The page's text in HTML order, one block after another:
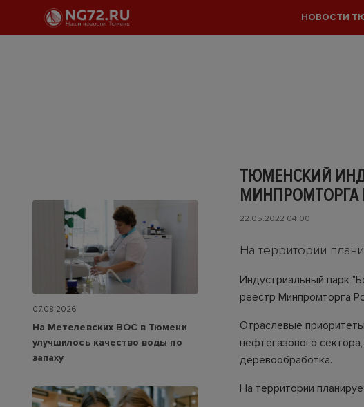
НОВОСТИ
ТЮМЕНСКИЙ
МИНПРОМТОРГА
22.05.2022 04:00
На территории
Индустриальный парк
реестр Минпромторга
Отраслевые
нефтегазового
деревообработка.
На территории
07.08.2026
На Метелевских ВОС в Тюмени
улучшилось качество воды по
запаху